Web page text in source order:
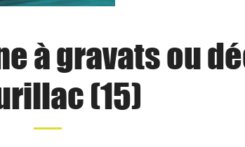
à gravats ou
(15)